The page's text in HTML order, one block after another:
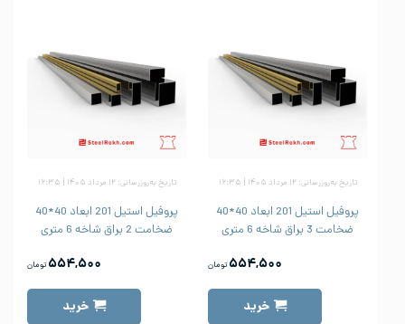
تاریخ به‌روزرسانی: ۱۲ مرداد ۱۴۰۵ | ۱۶:۳۵
پروفیل استیل 201 ابعاد 40*40
ضخامت 3 براق شاخه 6 متری
۵۵۴,۵۰۰ تومان
خرید
تاریخ به‌روزرسانی: ۱۲ مرداد ۱۴۰۵ | ۱۶:۳۵
پروفیل استیل 201 ابعاد 40*40
ضخامت 2 براق شاخه 6 متری
۵۵۴,۵۰۰ تومان
خرید